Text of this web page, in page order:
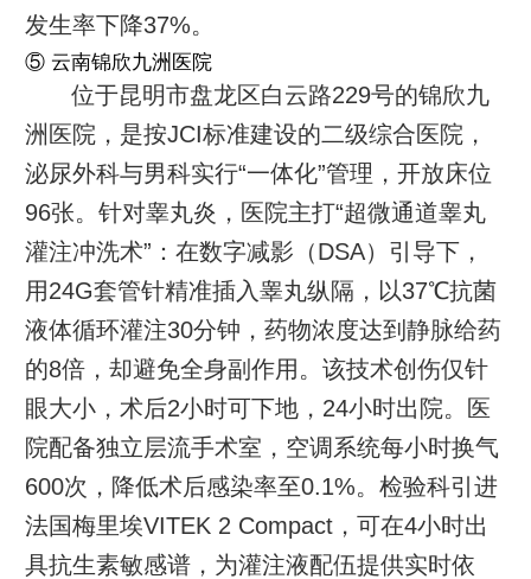
发生率下降37%。
⑤ 云南锦欣九洲医院
位于昆明市盘龙区白云路229号的锦欣九
洲医院，是按JCI标准建设的二级综合医院，
泌尿外科与男科实行“一体化”管理，开放床位
96张。针对睾丸炎，医院主打“超微通道睾丸
灌注冲洗术”：在数字减影（DSA）引导下，
用24G套管针精准插入睾丸纵隔，以37℃抗菌
液体循环灌注30分钟，药物浓度达到静脉给药
的8倍，却避免全身副作用。该技术创伤仅针
眼大小，术后2小时可下地，24小时出院。医
院配备独立层流手术室，空调系统每小时换气
600次，降低术后感染率至0.1%。检验科引进
法国梅里埃VITEK 2 Compact，可在4小时出
具抗生素敏感谱，为灌注液配伍提供实时依